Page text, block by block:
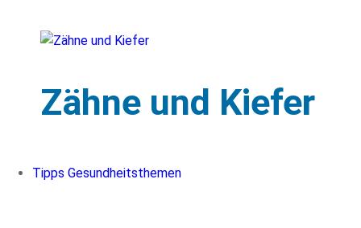
Zähne und Kiefer
Tipps Gesundheitsthemen